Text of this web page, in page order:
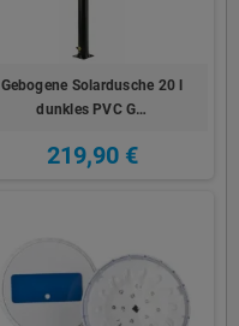
Gebogene Solardusche 20 l
dunkles PVC G…
219,90 €